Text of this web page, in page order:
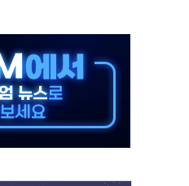
조